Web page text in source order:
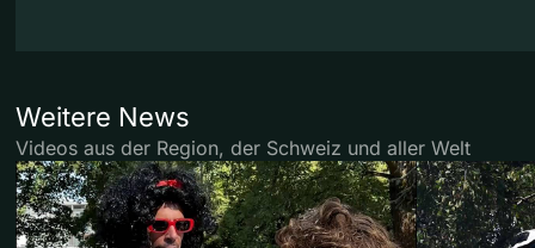
Weitere News
Videos aus der Region, der Schweiz und aller Welt